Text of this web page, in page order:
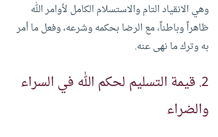
وهي الانقياد التام والاستسلام الكامل لأوامر الله
ظاهراً وباطناً، مع الرضا بحكمه وشرعه، وفعل ما أمر
به وترك ما نهى عنه.
2. قيمة التسليم لحكم الله في السراء
والضراء